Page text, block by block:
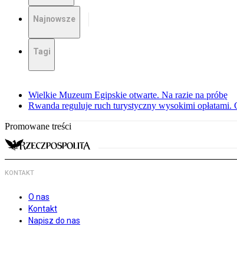
Najnowsze
Tagi
Wielkie Muzeum Egipskie otwarte. Na razie na próbę
Rwanda reguluje ruch turystyczny wysokimi
Promowane treści
KONTAKT
O nas
Kontakt
Napisz do nas